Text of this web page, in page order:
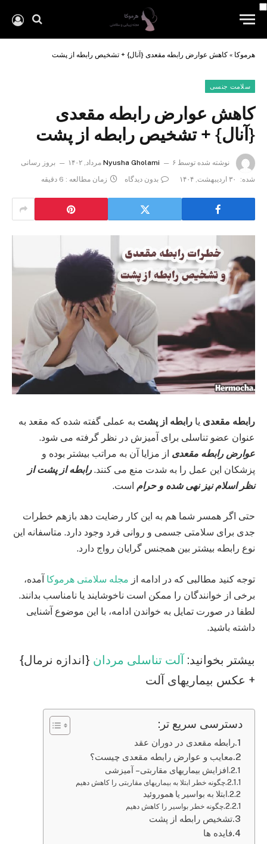
هرموکا » کاهش عوارض رابطه مقعدی {آنال} + تشخیص رابطه از پشت
سلامت جنسی
کاهش عوارض رابطه مقعدی
{آنال} + تشخیص رابطه از پشت
نوشته شده توسط Nyusha Gholami ۶ مرداد, ۱۴۰۲
بروز رسانی
شده:
۳۰ اردیبهشت, ۱۴۰۴ بدون دیدگاه زمان مطالعه : 6 دقیقه
رابطه مقعدی یا رابطه از پشت به عملی گفته شده که مقعد به
عنوان عضو تناسلی برای آمیزش در نظر گرفته می شود.
عوارض رابطه مقعدی از مزایا آن به مراتب بیشتر بوده و
پزشکان این عمل را به شدت منع می کنند. رابطه از پشت از
نظر اسلام نیز نهی شده و حرام است.
حتی اگر همسر شما هم به این کار رضایت دهد بازهم خطرات
جدی برای سلامتی جسمی و روانی فرد وجود دارد. متاسفانه این
نوع رابطه بیشتر بین همجنس گرایان رواج دارد.
توجه کنید مطالبی که در ادامه از مجله سلامتی هرموکا آمده،
برخی از خوانندگان را ممکن است ناخوشایند یا نامناسب بدانند.
لطفا در صورت تمایل به خواندن ادامه، با این موضوع آشنایی
داشته باشید.
بیشتر بخوانید: آلت تناسلی مردان {اندازه نرمال}
+ عکس بیماریهای آلت
دسترسی سریع تر:
رابطه مقعدی در دوران عقد
معایب و عوارض رابطه مقعدی چیست؟
افزایش بیماریهای مقاربتی – آمیزشی
چگونه خطر ابتلا به بیماریهای مقاربتی را کاهش دهیم
ابتلا به بواسیر یا هموروئید
چگونه خطر بواسیر را کاهش دهیم
تشخیص رابطه از پشت
فایده ها